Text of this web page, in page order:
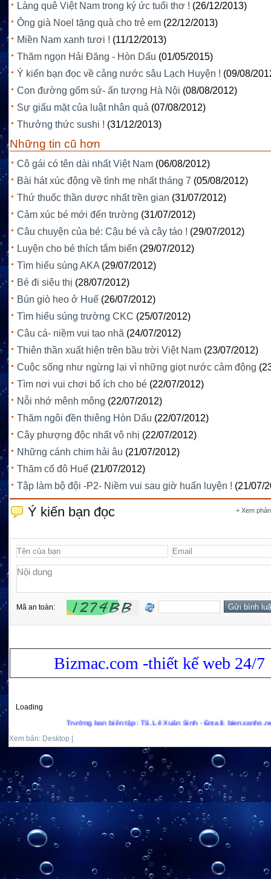
Làng quê Việt Nam trong ký ức tuổi thơ ! (26/12/2013)
Ông già Noel tặng quà cho trẻ em (22/12/2013)
Miền Nam xanh tươi ! (11/12/2013)
Thăm ngọn Hải Đăng - Hòn Dấu (01/05/2015)
Ý kiến bạn đọc về cảng nước sâu Lạch Huyện ! (09/08/
Con đường gốm sứ- ấn tượng Hà Nội (08/08/2012)
Sự giấu mặt của luật nhân quả (07/08/2012)
Thưởng thức sushi ! (31/12/2013)
Những tin cũ hơn
Cô gái có tên dài nhất Việt Nam (06/08/2012)
Bài hát xúc động về tình mẹ nhất tháng 7 (05/08/2012)
Thứ thuốc thần dược nhất trền gian (31/07/2012)
Cảm xúc bé mới đến trường (31/07/2012)
Câu chuyện của bé: Cậu bé và cây táo ! (29/07/2012)
Luyện cho bé thích tắm biển (29/07/2012)
Tìm hiểu súng AKA (29/07/2012)
Bé đi siêu thị (28/07/2012)
Bún giò heo ở Huế (26/07/2012)
Tìm hiểu súng trường CKC (25/07/2012)
Câu cá- niềm vui tao nhã (24/07/2012)
Thiên thần xuất hiện trên bầu trời Việt Nam (23/07/2012)
Cuộc sống như ngừng lại vì những giọt nước cảm động
Tìm nơi vui chơi bổ ích cho bé (22/07/2012)
Nỗi nhớ mênh mông (22/07/2012)
Thăm ngôi đền thiêng Hòn Dấu (22/07/2012)
Cây phượng độc nhất vô nhị (22/07/2012)
Những cánh chim hải âu (21/07/2012)
Thăm cố đô Huế (21/07/2012)
Tập làm bộ đội -P2- Niềm vui sau giờ huấn luyện ! (21/07/
+ Xem
Ý kiến bạn đọc
Mã an toàn:
Bizmac.com -thiết kế web 24/7
Loading
Trưởng ban biên tập: TS. Lê Xuân Sinh - Email:
Xem bản: Desktop |